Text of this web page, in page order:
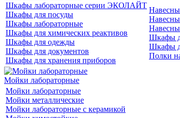
Шкафы лабораторные серии ЭКОЛАЙТ
Шкафы для посуды
Шкафы лабораторные
Шкафы для химических реактивов
Шкафы для одежды
Шкафы для документов
Шкафы для хранения приборов
Шкафы
Шкафы
Полки
Мойки лабораторные
Мойки лабораторные
Мойки металлические
Мойки лабораторные с керамикой